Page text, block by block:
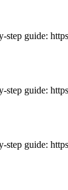
guide:
guide:
guide: